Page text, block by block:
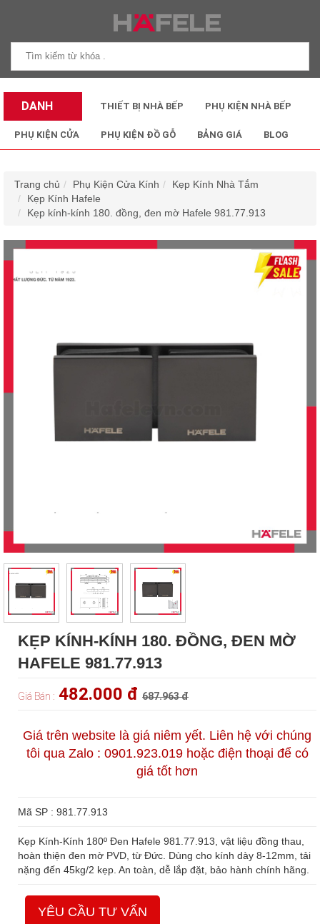
DANH
MỤC SẢN
THIẾT BỊ NHÀ BẾP PHỤ KIỆN NHÀ BẾP
PHỤ KIỆN CỬA PHỤ KIỆN ĐỒ GỖ BẢNG GIÁ BLOG
Trang chủ Phụ Kiện Cửa Kính
Kẹp Kính Nhà Tắm
Kẹp Kính Hafele
Kẹp kính-kính 180. đồng, đen mờ Hafele 981.77.913
KẸP KÍNH-KÍNH 180. ĐỒNG, ĐEN MỜ
HAFELE 981.77.913
Giá Bán : 482.000 đ 687.963 đ
Giá trên website là giá niêm yết. Liên hệ với chúng
tôi qua Zalo : 0901.923.019 hoặc điện thoại để có
giá tốt hơn
Mã SP : 981.77.913
Kẹp Kính-Kính 180º Đen Hafele 981.77.913, vật liệu đồng thau,
hoàn thiện đen mờ PVD, từ Đức. Dùng cho kính dày 8-12mm, tải
nặng đến 45kg/2 kẹp. An toàn, dễ lắp đặt, bảo hành chính hãng.
YÊU CẦU TƯ VẤN